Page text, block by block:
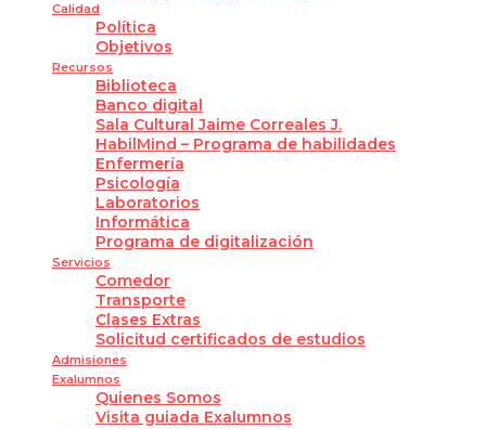
Calidad
Política
Objetivos
Recursos
Biblioteca
Banco digital
Sala Cultural Jaime Correales J.
HabilMind – Programa de habilidades
Enfermería
Psicología
Laboratorios
Informática
Programa de digitalización
Servicios
Comedor
Transporte
Clases Extras
Solicitud certificados de estudios
Admisiones
Exalumnos
Quienes Somos
Visita guiada Exalumnos